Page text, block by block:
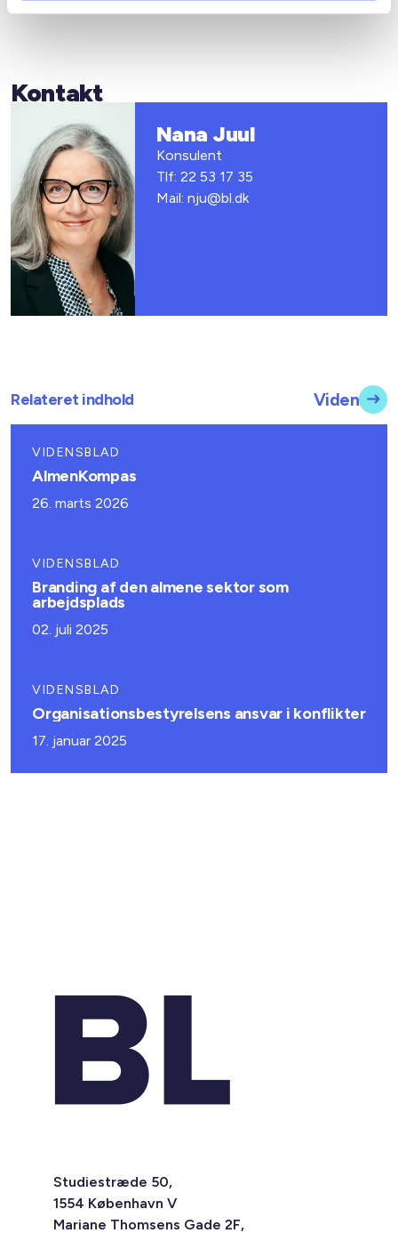
Kontakt
Nana Juul
Konsulent
Tlf: 22 53 17 35
Mail: nju@bl.dk
Relateret indhold Viden
VIDENSBLAD
AlmenKompas
26. marts 2026
VIDENSBLAD
Branding af den almene sektor som
arbejdsplads
02. juli 2025
VIDENSBLAD
Organisationsbestyrelsens ansvar i konflikter
17. januar 2025
Studiestræde 50,
1554 København V
Mariane Thomsens Gade 2F,